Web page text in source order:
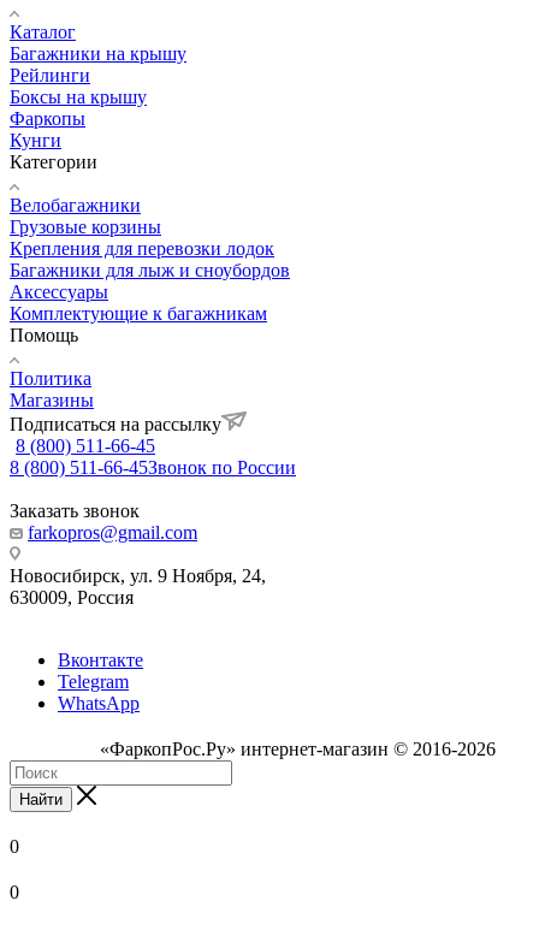
Каталог
Багажники на крышу
Рейлинги
Боксы на крышу
Фаркопы
Кунги
Категории
Велобагажники
Грузовые корзины
Крепления для перевозки лодок
Багажники для лыж и сноубордов
Аксессуары
Комплектующие к багажникам
Помощь
Политика
Магазины
Подписаться на рассылку
8 (800) 511-66-45
8 (800) 511-66-45Звонок по России
Заказать звонок
farkopros@gmail.com
Новосибирск, ул. 9 Ноября, 24,
630009, Россия
Вконтакте
Telegram
WhatsApp
«ФаркопРос.Ру» интернет-магазин © 2016-2026
Найти
0
0